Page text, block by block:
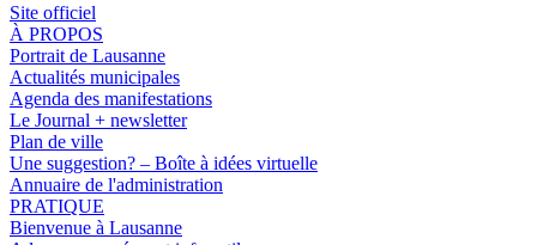
Site officiel
À PROPOS
Portrait de Lausanne
Actualités municipales
Agenda des manifestations
Le Journal + newsletter
Plan de ville
Une suggestion? – Boîte à idées virtuelle
Annuaire de l'administration
PRATIQUE
Bienvenue à Lausanne